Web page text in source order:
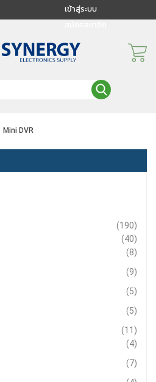
เข้าสู่ระบบ
Mini DVR
190รายก
40รายก
8รายก
9รายก
5รายก
5รายก
11 รายก
4รายก
7รายก